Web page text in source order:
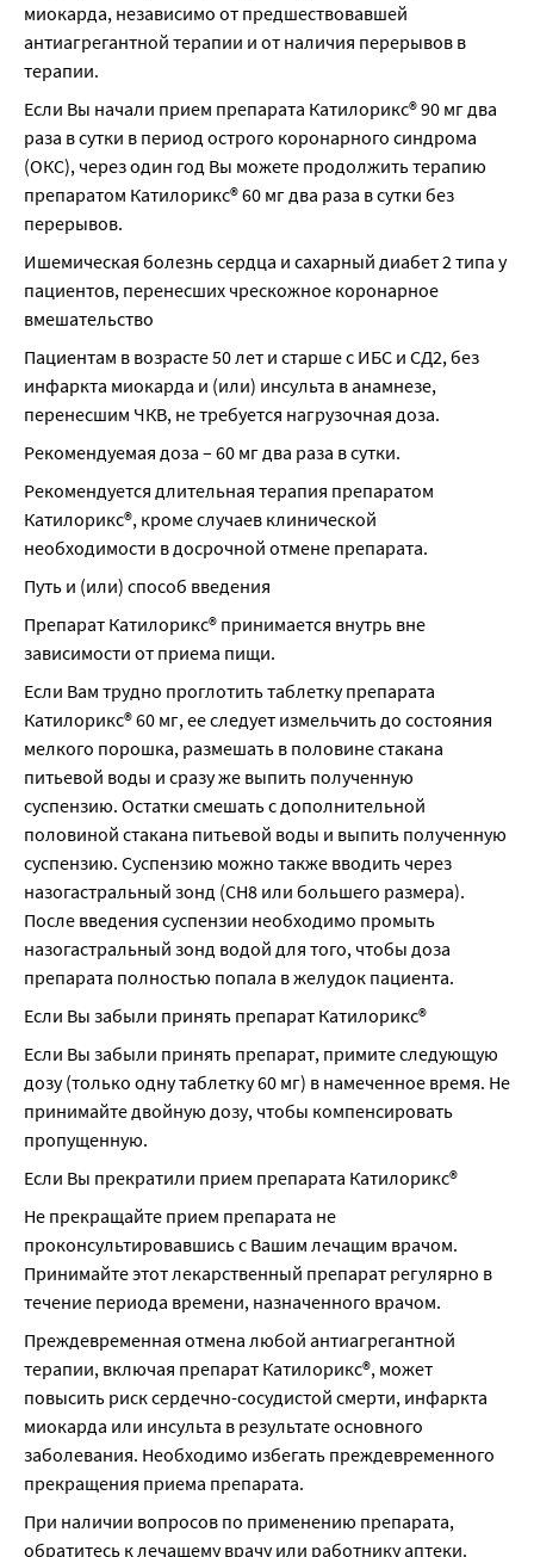
миокарда, независимо от предшествовавшей
антиагрегантной терапии и от наличия перерывов в
терапии.
Если Вы начали прием препарата Катилорикс® 90 мг два
раза в сутки в период острого коронарного синдрома
(ОКС), через один год Вы можете продолжить терапию
препаратом Катилорикс® 60 мг два раза в сутки без
перерывов.
Ишемическая болезнь сердца и сахарный диабет 2 типа у
пациентов, перенесших чрескожное коронарное
вмешательство
Пациентам в возрасте 50 лет и старше с ИБС и СД2, без
инфаркта миокарда и (или) инсульта в анамнезе,
перенесшим ЧКВ, не требуется нагрузочная доза.
Рекомендуемая доза – 60 мг два раза в сутки.
Рекомендуется длительная терапия препаратом
Катилорикс®, кроме случаев клинической
необходимости в досрочной отмене препарата.
Путь и (или) способ введения
Препарат Катилорикс® принимается внутрь вне
зависимости от приема пищи.
Если Вам трудно проглотить таблетку препарата
Катилорикс® 60 мг, ее следует измельчить до состояния
мелкого порошка, размешать в половине стакана
питьевой воды и сразу же выпить полученную
суспензию. Остатки смешать с дополнительной
половиной стакана питьевой воды и выпить полученную
суспензию. Суспензию можно также вводить через
назогастральный зонд (СН8 или большего размера).
После введения суспензии необходимо промыть
назогастральный зонд водой для того, чтобы доза
препарата полностью попала в желудок пациента.
Если Вы забыли принять препарат Катилорикс®
Если Вы забыли принять препарат, примите следующую
дозу (только одну таблетку 60 мг) в намеченное время. Не
принимайте двойную дозу, чтобы компенсировать
пропущенную.
Если Вы прекратили прием препарата Катилорикс®
Не прекращайте прием препарата не
проконсультировавшись с Вашим лечащим врачом.
Принимайте этот лекарственный препарат регулярно в
течение периода времени, назначенного врачом.
Преждевременная отмена любой антиагрегантной
терапии, включая препарат Катилорикс®, может
повысить риск сердечно-сосудистой смерти, инфаркта
миокарда или инсульта в результате основного
заболевания. Необходимо избегать преждевременного
прекращения приема препарата.
При наличии вопросов по применению препарата,
обратитесь к лечащему врачу или работнику аптеки.